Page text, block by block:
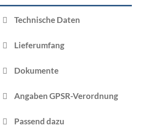
Technische Daten
Lieferumfang
Dokumente
Angaben GPSR-Verordnung
Passend dazu